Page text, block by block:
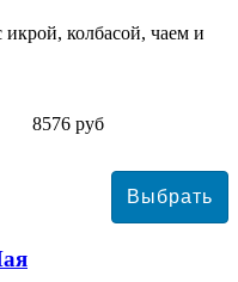
колбасой, чаем и
8576 руб